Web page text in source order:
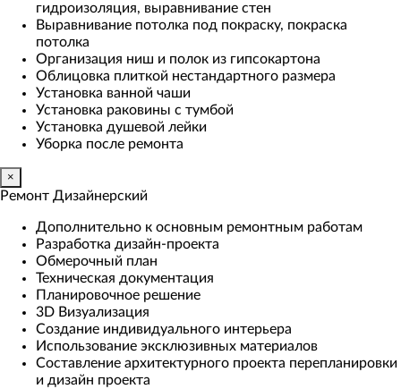
гидроизоляция, выравнивание стен
Выравнивание потолка под покраску, покраска
потолка
Организация ниш и полок из гипсокартона
Облицовка плиткой нестандартного размера
Установка ванной чаши
Установка раковины с тумбой
Установка душевой лейки
Уборка после ремонта
×
Ремонт Дизайнерский
Дополнительно к основным ремонтным работам
Разработка дизайн-проекта
Обмерочный план
Техническая документация
Планировочное решение
3D Визуализация
Создание индивидуального интерьера
Использование эксклюзивных материалов
Составление архитектурного проекта перепланировки
и дизайн проекта